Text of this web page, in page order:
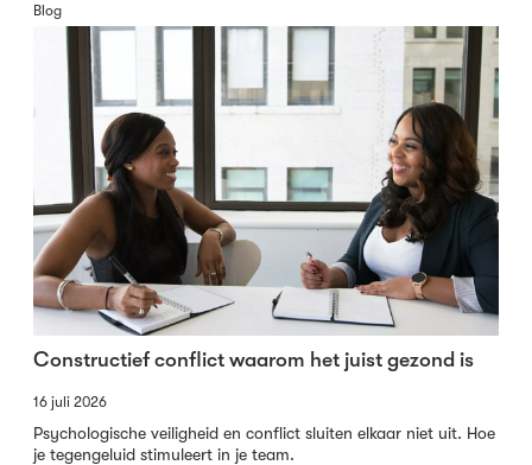
Blog
Constructief conflict waarom het juist gezond is
16 juli 2026
Psychologische veiligheid en conflict sluiten elkaar niet uit. Hoe
je tegengeluid stimuleert in je team.